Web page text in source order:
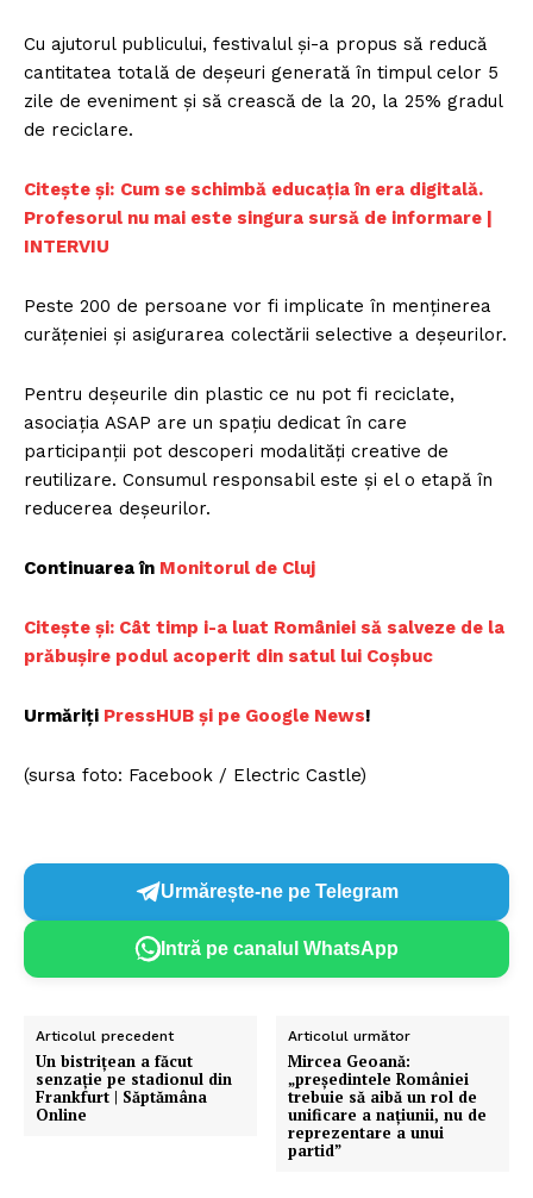
Cu ajutorul publicului, festivalul și-a propus să reducă
cantitatea totală de deșeuri generată în timpul celor 5
zile de eveniment și să crească de la 20, la 25% gradul
de reciclare.
Citește și: Cum se schimbă educația în era digitală.
Profesorul nu mai este singura sursă de informare |
INTERVIU
Peste 200 de persoane vor fi implicate în menținerea
curățeniei și asigurarea colectării selective a deșeurilor.
Pentru deșeurile din plastic ce nu pot fi reciclate,
asociația ASAP are un spațiu dedicat în care
participanții pot descoperi modalități creative de
reutilizare. Consumul responsabil este și el o etapă în
reducerea deșeurilor.
Continuarea în Monitorul de Cluj
Citește și: Cât timp i-a luat României să salveze de la
prăbușire podul acoperit din satul lui Coșbuc
Urmăriți PressHUB și pe Google News!
(sursa foto: Facebook / Electric Castle)
Urmărește-ne pe Telegram
Intră pe canalul WhatsApp
Articolul precedent
Un bistrițean a făcut
senzație pe stadionul din
Frankfurt | Săptămâna
Online
Articolul următor
Mircea Geoană:
„preşedintele României
trebuie să aibă un rol de
unificare a naţiunii, nu de
reprezentare a unui
partid”